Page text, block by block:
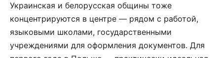
Украинская и белорусская общины тоже
концентрируются в центре — рядом с работой,
языковыми школами, государственными
учреждениями для оформления документов. Для